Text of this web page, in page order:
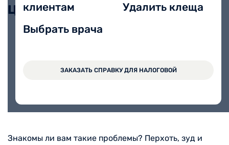
клиентам
Выбрать врача
Удалить клеща
ЗАКАЗАТЬ СПРАВКУ ДЛЯ НАЛОГОВОЙ
Цены
Знакомы ли вам такие проблемы? Перхоть, зуд и